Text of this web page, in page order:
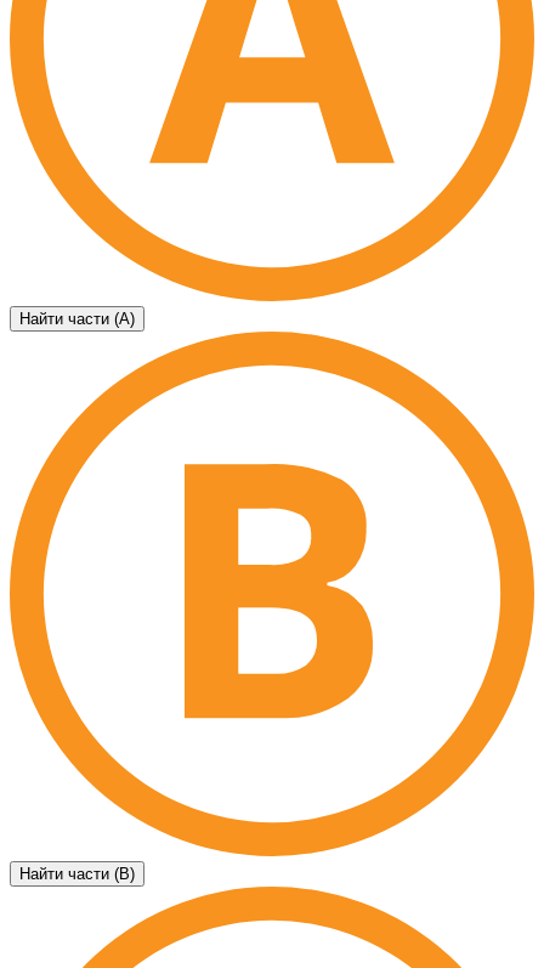
Найти части (А)
Найти части (B)